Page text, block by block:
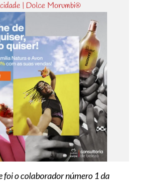
| Dolce Morumbi®
foi o colaborador número 1 da